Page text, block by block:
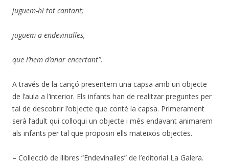
juguem-hi tot cantant;
juguem a endevinalles,
que l’hem d’anar encertant”.
A través de la cançó presentem una capsa amb un objecte
de l’aula a l’interior. Els infants han de realitzar preguntes per
tal de descobrir l’objecte que conté la capsa. Primerament
serà l’adult qui col·loqui un objecte i més endavant animarem
als infants per tal que proposin ells mateixos objectes.
– Collecció de llibres “Endevinalles” de l’editorial La Galera.